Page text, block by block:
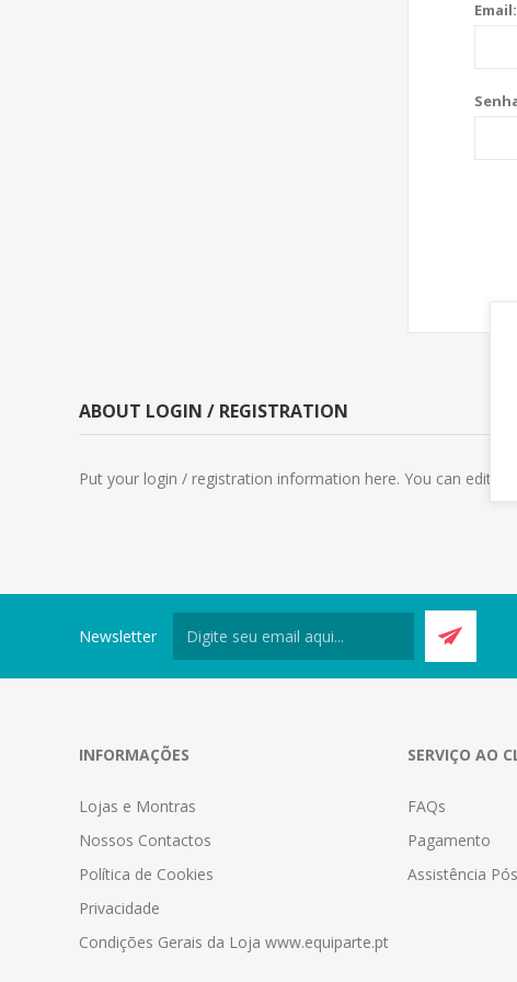
Email:
ABOUT LOGIN / REGISTRATION
Put your login / registration information here. You can edit
Newsletter
INFORMAÇÕES
Lojas e Montras
Nossos Contactos
Política de Cookies
Privacidade
Condições Gerais da Loja www.equiparte.pt
SERVIÇO AO
FAQs
Pagamento
Assistência